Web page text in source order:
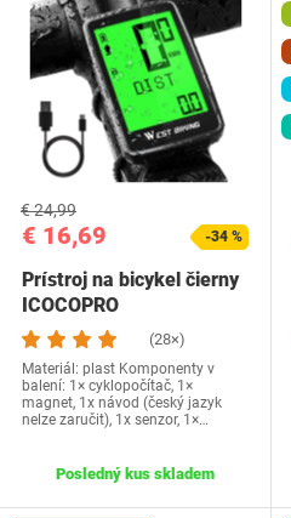
€ 16,69
€ 24,99
-34 %
Prístroj na bicykel čierny
ICOCOPRO
(28×)
Materiál: plast Komponenty v
balení: 1× cyklopočítač, 1×
magnet, 1x návod (český jazyk
nelze zaručit), 1x senzor, 1×…
Posledný kus skladem